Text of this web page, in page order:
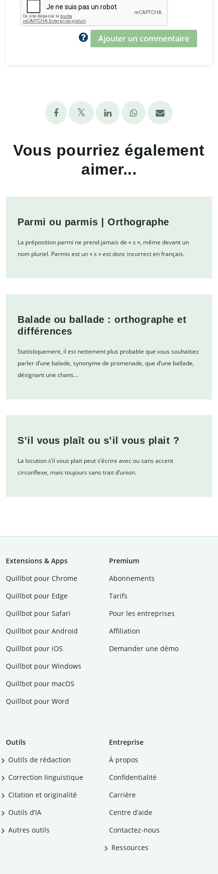
Ajouter un commentaire
Vous pourriez également
aimer...
Parmi ou parmis | Orthographe
La préposition parmi ne prend jamais de « s », même devant un
nom pluriel. Parmis est un « s » est donc incorrect en français.
Balade ou ballade : orthographe et
différences
Statistiquement, il est nettement plus probable que vous souhaitiez
parler d’une balade, synonyme de promenade, que d’une ballade,
désignant une chans…
S’il vous plaît ou s’il vous plait ?
La locution s’il vous plait peut s’écrire avec ou sans accent
circonflexe, mais toujours sans trait d’union.
Extensions & Apps
Quillbot pour Chrome
Quillbot pour Edge
Quillbot pour Safari
Quillbot pour Android
Quillbot pour iOS
Quillbot pour Windows
Quillbot pour macOS
Quillbot pour Word
Premium
Abonnements
Tarifs
Pour les entreprises
Affiliation
Demander une démo
Outils
Outils de rédaction
Correction linguistique
Citation et originalité
Outils d’IA
Autres outils
Entreprise
À propos
Confidentialité
Carrière
Centre d’aide
Contactez-nous
Ressources